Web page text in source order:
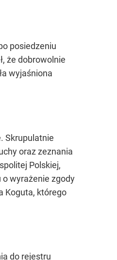
posiedzeniu
że dobrowolnie
wyjaśniona
Skrupulatnie
oraz zeznania
Polskiej,
wyrażenie zgody
Koguta, którego
do rejestru